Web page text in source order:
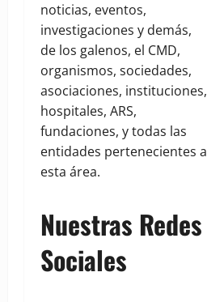
noticias, eventos,
investigaciones y demás,
de los galenos, el CMD,
organismos, sociedades,
asociaciones, instituciones,
hospitales, ARS,
fundaciones, y todas las
entidades pertenecientes a
esta área.
Nuestras Redes
Sociales